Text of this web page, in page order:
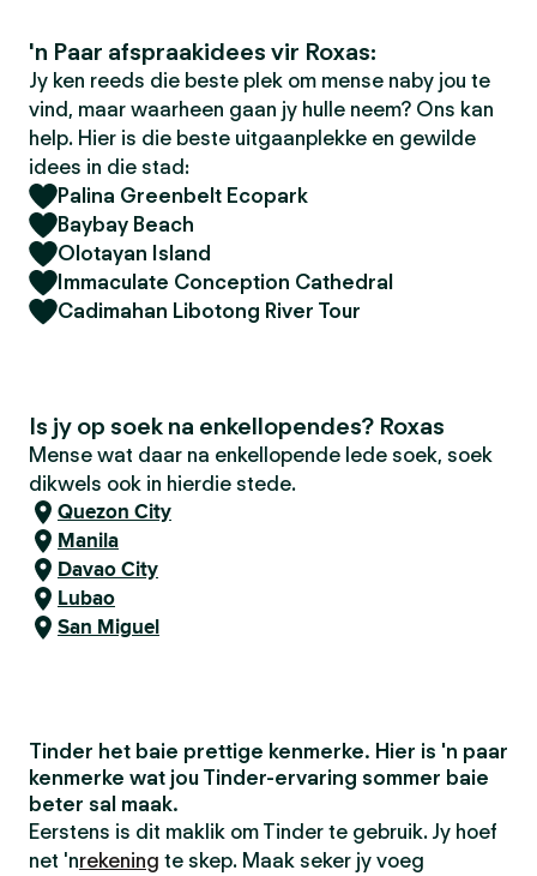
'n Paar afspraakidees vir Roxas:
Jy ken reeds die beste plek om mense naby jou te
vind, maar waarheen gaan jy hulle neem? Ons kan
help. Hier is die beste uitgaanplekke en gewilde
idees in die stad:
Palina Greenbelt Ecopark
Baybay Beach
Olotayan Island
Immaculate Conception Cathedral
Cadimahan Libotong River Tour
Is jy op soek na enkellopendes? Roxas
Mense wat daar na enkellopende lede soek, soek
dikwels ook in hierdie stede.
Quezon City
Manila
Davao City
Lubao
San Miguel
Tinder het baie prettige kenmerke. Hier is 'n paar
kenmerke wat jou Tinder-ervaring sommer baie
beter sal maak.
Eerstens is dit maklik om Tinder te gebruik. Jy hoef
net 'nrekening te skep. Maak seker jy voeg